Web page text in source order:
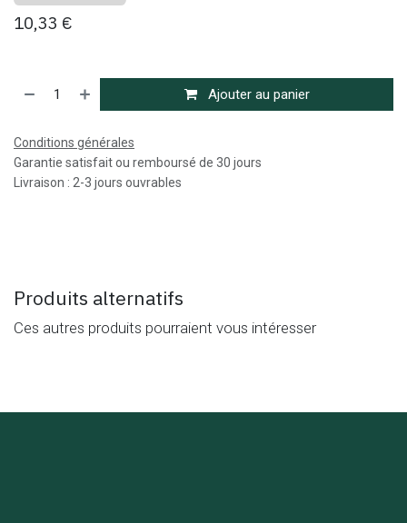
10,33 €
Ajouter au panier
Conditions générales
Garantie satisfait ou remboursé de 30 jours
Livraison : 2-3 jours ouvrables
Produits alternatifs
Ces autres produits pourraient vous intéresser